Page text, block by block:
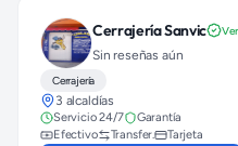
Cerrajería Sanvic
Sin reseñas aún
Cerrajería
3 alcaldías
Servicio 24/7
Garantía
Efectivo
Transfer. Tarjeta